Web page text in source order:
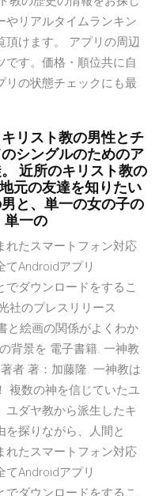
やリアルタイムランキン
頂けます。 アプリの周辺
です。価格・順位共に自
リの状態チェックにも最
リスト教の男性とチ
シングルのためのア
近所のキリスト教の
元の友達を知りたい
と、単一の女の子の
単一の
れたスマートフォン対応
てAndroidアプリ
でダウンロードをするこ
社のプレスリリース
と絵画の関係がよくわか
背景を 電子書籍. 一神教
者 著：加藤隆. 一神教は
複数の神を信じていたユ
ユダヤ教から派生したキ
を探りながら、人間と
れたスマートフォン対応
てAndroidアプリ